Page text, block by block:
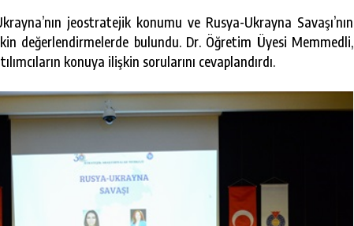
jeostratejik konumu ve Rusya-Ukrayna Savaşı’nın
değerlendirmelerde bulundu. Dr. Öğretim Üyesi Memmedli,
konuya ilişkin sorularını cevaplandırdı.